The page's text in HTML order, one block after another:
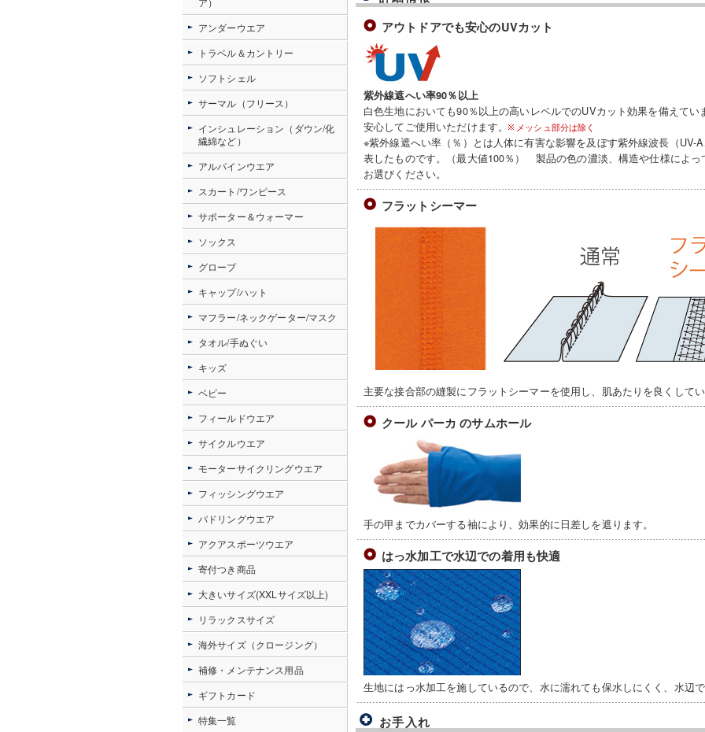
アウトドアでも安心のUVカット
紫外線遮へい率90％以上
白色生地においても90％以上の高いレベルでのUVカット効果を備えて
安心してご使用いただけます。
メッシュ部分は除く
※紫外線遮へい率（％）とは人体に有害な影響を及ぼす紫外線波長（UV-
表したものです。（最大値100％） 製品の色の濃淡、構造や仕様によ
お選びください。
フラットシーマー
主要な接合部の縫製にフラットシーマーを使用し、肌あたりを良くして
クール パーカ のサムホール
手の甲までカバーする袖により、効果的に日差しを遮ります。
はっ水加工で水辺での着用も快適
生地にはっ水加工を施しているので、水に濡れても保水しにくく、水辺
お手入れ
アンダーウエア
トラベル＆カントリー
ソフトシェル
サーマル（フリース）
インシュレーション（ダウン/化
繊綿など）
アルパインウエア
スカート/ワンピース
サポーター＆ウォーマー
ソックス
グローブ
キャップ/ハット
マフラー/ネックゲーター/マスク
タオル/手ぬぐい
キッズ
ベビー
フィールドウエア
サイクルウエア
モーターサイクリングウエア
フィッシングウエア
パドリングウエア
アクアスポーツウエア
寄付つき商品
大きいサイズ(XXLサイズ以上)
リラックスサイズ
海外サイズ（クロージング）
補修・メンテナンス用品
ギフトカード
特集一覧